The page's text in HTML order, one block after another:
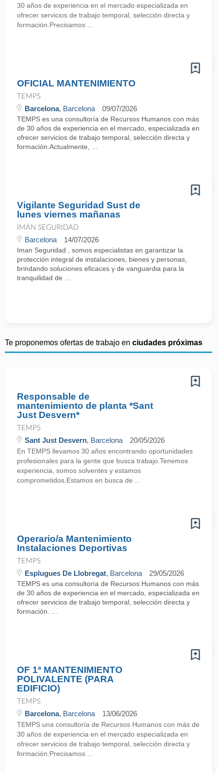
30 años de experiencia en el mercado especializada en
ofrecer servicios de trabajo temporal, selección directa y
formación.Precisamos ...
OFICIAL MANTENIMIENTO
TEMPS
Barcelona, Barcelona 09/07/2026
TEMPS es una consultoría de Recursos Humanos con más
de 30 años de experiencia en el mercado, especializada en
ofrecer servicios de trabajo temporal, selección directa y
formación.Actualmente, ...
Vigilante Seguridad Sust de
lunes viernes mañanas
IMAN SEGURIDAD
Barcelona 14/07/2026
Iman Seguridad , somos especialistas en garantizar la
protección integral de instalaciones, bienes y personas,
brindando soluciones eficaces y de vanguardia para la
tranquilidad de ...
Te proponemos ofertas de trabajo en ciudades próximas
Responsable de
mantenimiento de planta *Sant
Just Desvern*
TEMPS
Sant Just Desvern, Barcelona 20/05/2026
En TEMPS llevamos 30 años encontrando oportunidades
profesionales para la gente que busca trabajo.Tenemos
experiencia, somos solventes y estamos
comprometidos.Estamos en busca de ...
Operario/a Mantenimiento
Instalaciones Deportivas
TEMPS
Esplugues De Llobregat, Barcelona 29/05/2026
TEMPS es una consultoría de Recursos Humanos con más
de 30 años de experiencia en el mercado, especializada en
ofrecer servicios de trabajo temporal, selección directa y
formación. ...
OF 1ª MANTENIMIENTO
POLIVALENTE (PARA
EDIFICIO)
TEMPS
Barcelona, Barcelona 13/06/2026
TEMPS una consultoría de Recursos Humanos con más de
30 años de experiencia en el mercado especializada en
ofrecer servicios de trabajo temporal, selección directa y
formación.Precisamos ...